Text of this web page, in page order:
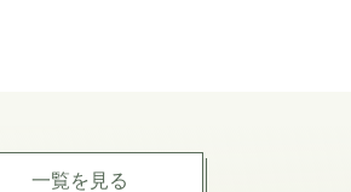
一覧を見る